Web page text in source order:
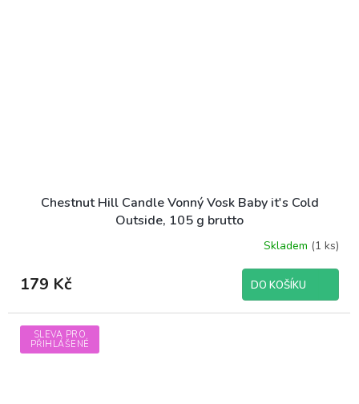
Chestnut Hill Candle Vonný Vosk Baby it's Cold
Outside, 105 g brutto
Skladem (1 ks)
179 Kč DO KOŠÍKU
SLEVA PRO
PŘIHLÁŠENÉ